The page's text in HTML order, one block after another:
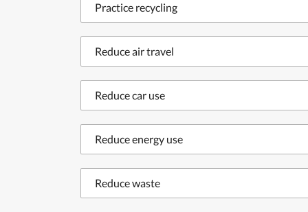
Practice recycling
Reduce air travel
Reduce car use
Reduce energy use
Reduce waste